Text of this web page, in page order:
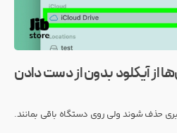
آیکلود بدون از دست دادن
حذف شوند ولی روی دستگاه باقی بمانند.